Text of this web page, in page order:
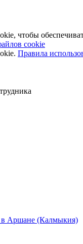
чтобы
cookie
Правила
в Аршане (Калмыкия)